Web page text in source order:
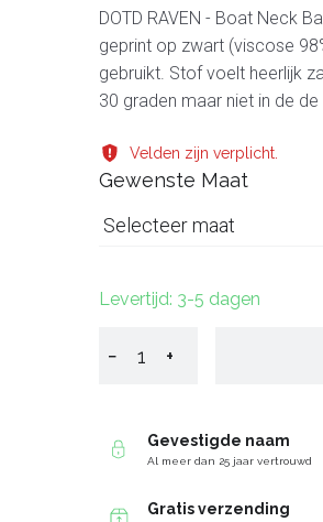
DOTD RAVEN - Boat Neck
geprint op zwart (viscose
gebruikt. Stof voelt heerlijk
30 graden maar niet in de de
Velden zijn verplicht.
Gewenste Maat
Selecteer maat
Levertijd: 3-5 dagen
− +
Gevestigde naam
Al meer dan 25 jaar vertrouwd
Gratis verzending